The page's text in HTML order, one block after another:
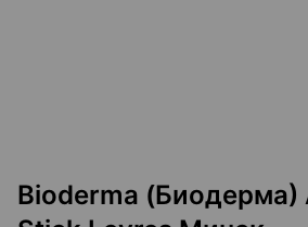
Bioderma (Биодерма)